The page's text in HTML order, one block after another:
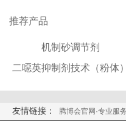
推荐产品
机制砂调节剂
二噁英抑制剂技术（粉体）
友情链接： 腾博会官网·专业服